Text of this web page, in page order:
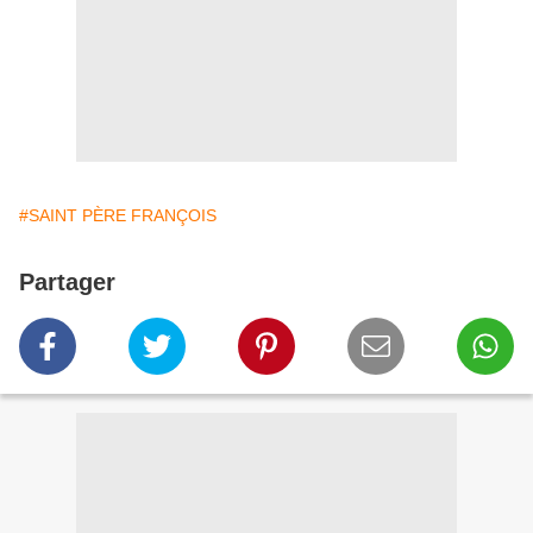
#SAINT PÈRE FRANÇOIS
Partager